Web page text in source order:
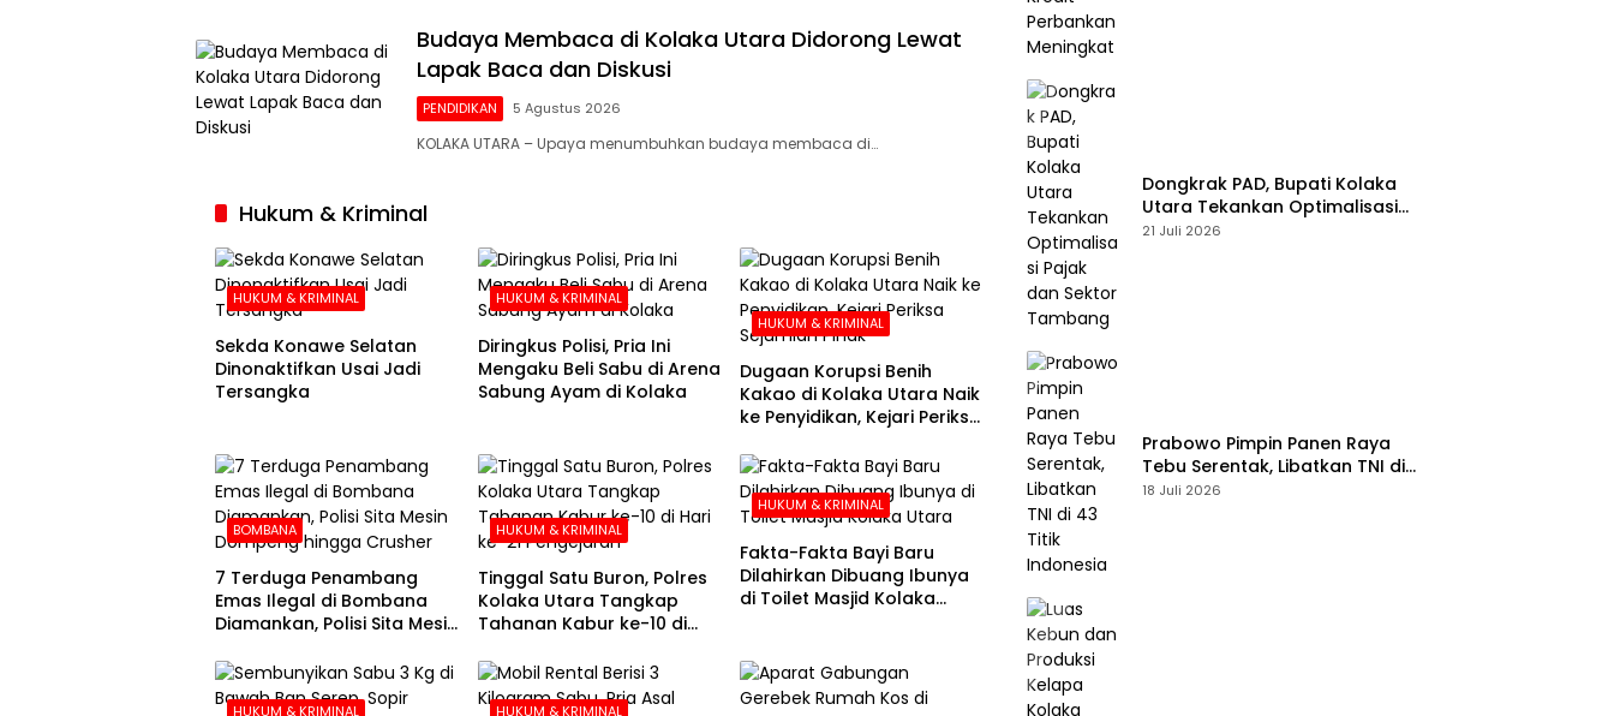
Budaya Membaca di Kolaka Utara Didorong Lewat
Lapak Baca dan Diskusi
PENDIDIKAN 5 Agustus 2026
KOLAKA UTARA – Upaya menumbuhkan budaya membaca di…
Hukum & Kriminal
HUKUM & KRIMINAL
Sekda Konawe Selatan
Dinonaktifkan Usai Jadi
Tersangka
HUKUM & KRIMINAL
Diringkus Polisi, Pria Ini
Mengaku Beli Sabu di Arena
Sabung Ayam di Kolaka
HUKUM & KRIMINAL
Dugaan Korupsi Benih
Kakao di Kolaka Utara Naik
ke Penyidikan, Kejari Periksa
BOMBANA
7 Terduga Penambang
Emas Ilegal di Bombana
Diamankan, Polisi Sita Mesin
HUKUM & KRIMINAL
Tinggal Satu Buron, Polres
Kolaka Utara Tangkap
Tahanan Kabur ke-10 di
HUKUM & KRIMINAL
Fakta-Fakta Bayi Baru
Dilahirkan Dibuang Ibunya
di Toilet Masjid Kolaka
HUKUM & KRIMINAL HUKUM & KRIMINAL
Dongkrak PAD, Bupati Kolaka
Utara Tekankan Optimalisasi
Pajak dan Sektor Tambang
21 Juli 2026
Prabowo Pimpin Panen Raya
Tebu Serentak, Libatkan TNI di
43 Titik Indonesia
18 Juli 2026